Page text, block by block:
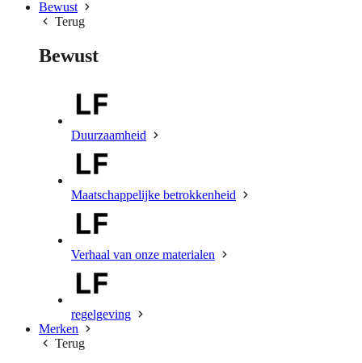
Bewust
Terug
Bewust
Duurzaamheid
Maatschappelijke betrokkenheid
Verhaal van onze materialen
regelgeving
Merken
Terug